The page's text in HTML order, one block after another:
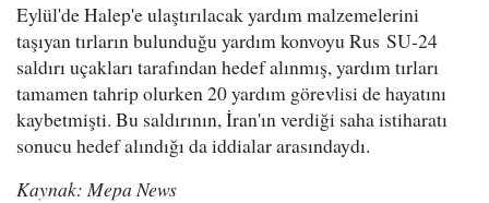
Eylül'de Halep'e ulaştırılacak yardım malzemelerini
taşıyan tırların bulunduğu yardım konvoyu Rus SU-24
saldırı uçakları tarafından hedef alınmış, yardım tırları
tamamen tahrip olurken 20 yardım görevlisi de hayatını
kaybetmişti. Bu saldırının, İran'ın verdiği saha istiharatı
sonucu hedef alındığı da iddialar arasındaydı.
Kaynak: Mepa News